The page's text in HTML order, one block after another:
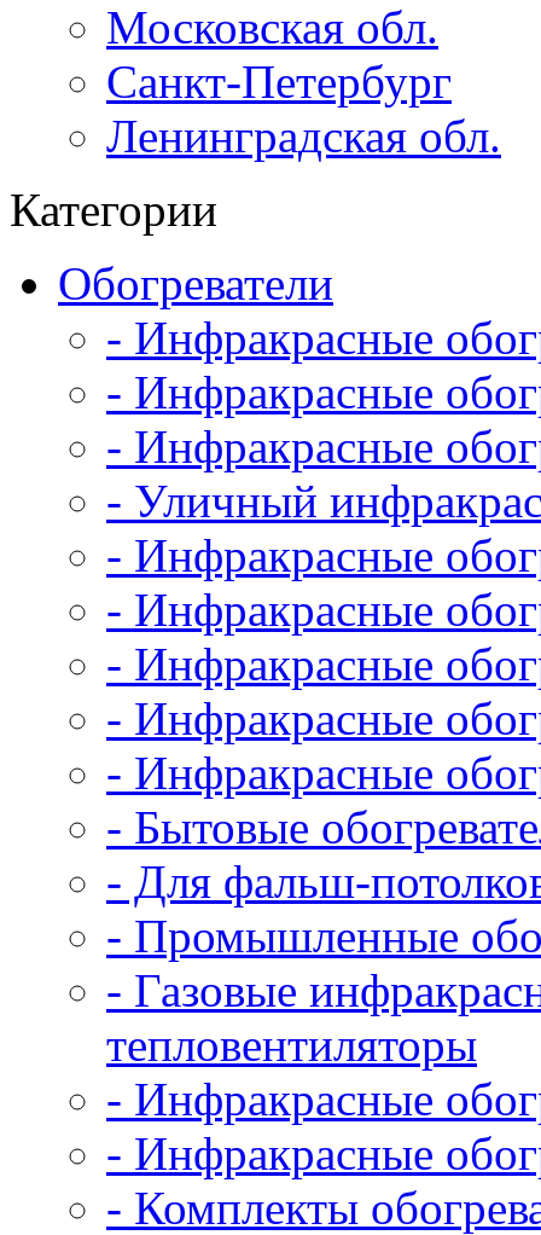
Московская обл.
Санкт-Петербург
Ленинградская обл.
Категории
Обогреватели
- Инфракрасные
- Инфракрасные
- Инфракрасные
- Уличный
- Инфракрасные
- Инфракрасные
- Инфракрасные
- Инфракрасные
- Инфракрасные
- Бытовые
- Для фальш-
- Промышленные
- Газовые
тепловентиляторы
- Инфракрасные
- Инфракрасные
- Комплекты